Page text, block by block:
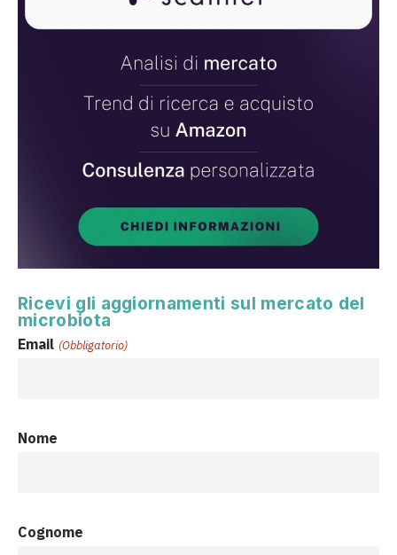
Ricevi gli aggiornamenti sul mercato del
microbiota
Email (Obbligatorio)
Nome
Cognome